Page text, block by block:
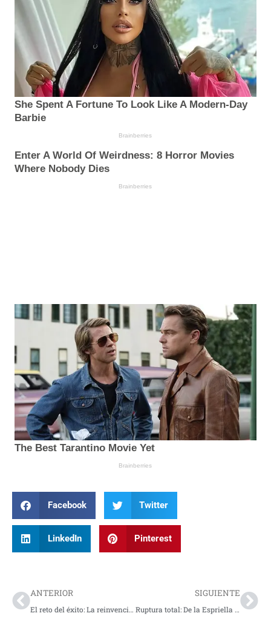
Facebook Twitter
LinkedIn Pinterest
ANTERIOR
El reto del éxito: La reinvención urgente del canal pet shop en Colombia
SIGUIENTE
Ruptura total: De la Espriella frena el empalme tras acusaciones de fraude de Petro y su desconocimiento de la elección